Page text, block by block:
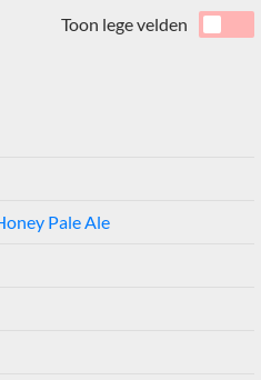
Toon lege velden
Pale Ale